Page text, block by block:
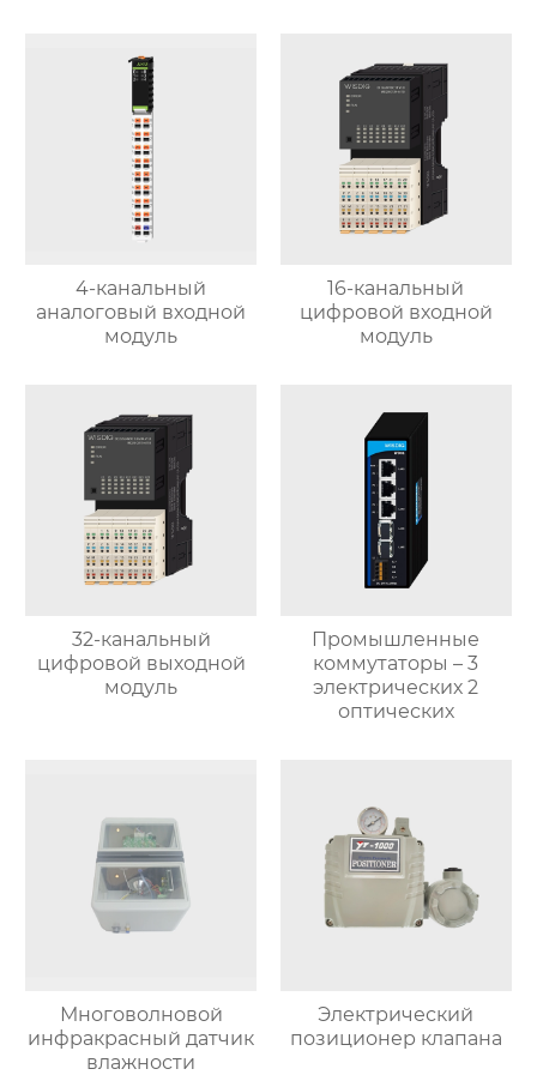
4-канальный
аналоговый входной
модуль
16-канальный
цифровой входной
модуль
32-канальный
цифровой выходной
модуль
Промышленные
коммутаторы – 3
электрических 2
оптических
Многоволновой
инфракрасный датчик
влажности
Электрический
позиционер клапана